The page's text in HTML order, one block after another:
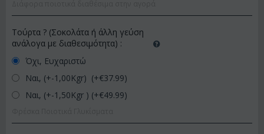
Τούρτα ? (Σοκολάτα ή άλλη γεύση
ανάλογα με διαθεσιμότητα) :
Όχι, Ευχαριστώ
Ναι, (+-1,00Kgr) (+€37.99)
Ναι, (+-1,50Kgr ) (+€49.99)